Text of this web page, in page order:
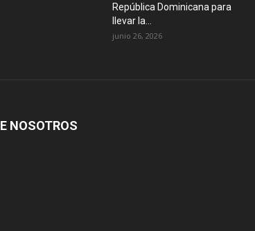
República Dominicana para
llevar la...
junio 26, 2026
NOSOTROS